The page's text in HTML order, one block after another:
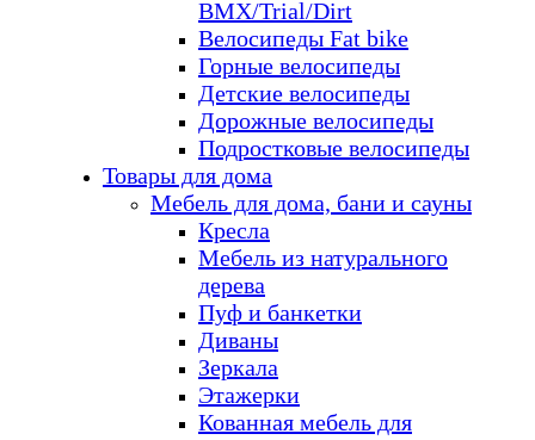
BMX/Trial/Dirt
Велосипеды Fat bike
Горные велосипеды
Детские велосипеды
Дорожные велосипеды
Подростковые велосипеды
Товары для дома
Мебель для дома, бани и сауны
Кресла
Мебель из натурального
дерева
Пуф и банкетки
Диваны
Зеркала
Этажерки
Кованная мебель для